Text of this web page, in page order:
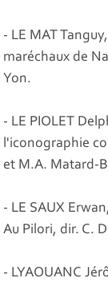
- LE MAT
maréchaux de
Yon.
- LE PIOLET
l'iconographie
et M.A. Matard-
- LE SAUX
Au Pilori, dir. C.
- LYAOUANC